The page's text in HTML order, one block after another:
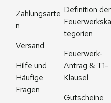
Zahlungsarte
n
Versand
Hilfe und
Häufige
Fragen
Definition der
Feuerwerkska
tegorien
Feuerwerk-
Antrag & T1-
Klausel
Gutscheine